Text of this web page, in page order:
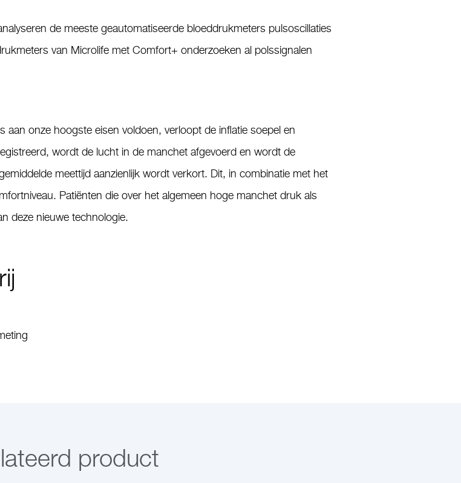
de meeste geautomatiseerde bloeddrukmeters pulsoscillaties
van Microlife met Comfort+ onderzoeken al polssignalen
onze hoogste eisen voldoen, verloopt de inflatie soepel en
wordt de lucht in de manchet afgevoerd en wordt de
meettijd aanzienlijk wordt verkort. Dit, in combinatie met het
Patiënten die over het algemeen hoge manchet druk als
deze nieuwe technologie.
product